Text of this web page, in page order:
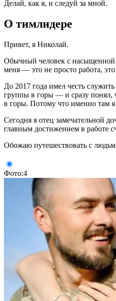
Делай, как я, и следуй за мной.
О тимлидере
Привет, я Николай.
Обычный человек с насыщенной
меня — это не просто работа,
До 2017 года имел честь
группы в горы — и сразу понял,
в горы. Потому что именно там я
Сегодня я отец замечательной
главным достижением в работе
Обожаю путешествовать с
Фото:4